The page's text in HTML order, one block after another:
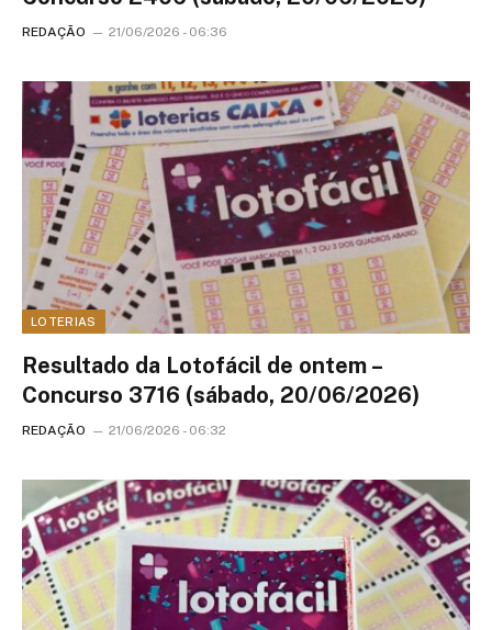
REDAÇÃO 21/06/2026 - 06:36
LOTERIAS
Resultado da Lotofácil de ontem –
Concurso 3716 (sábado, 20/06/2026)
REDAÇÃO 21/06/2026 - 06:32